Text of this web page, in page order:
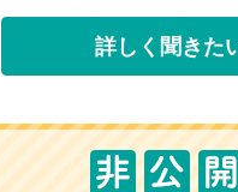
・調理師
年収
ご面接
詳しく聞きた